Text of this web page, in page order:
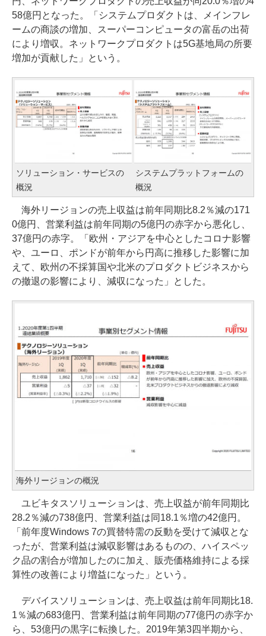
58億円となった。「システムプロダクトは、メインフレ
ームの商談の増加、スーパーコンピュータの富岳の出荷
により増収。ネットワークプロダクトは5G基地局の所要
増加が貢献した」という。
ソリューション・サービスの
概況
システムプラットフォームの
概況
海外リージョンの売上収益は前年同期比8.2％減の171
0億円、営業利益は前年同期の5億円の赤字から悪化し、
37億円の赤字。「欧州・アジアを中心としたコロナ影響
や、ユーロ、ポンドが前年から円高に推移した影響に加
えて、欧州の不採算国や北米のプロダクトビジネスから
の撤退の影響により、減収になった」とした。
海外リージョンの概況
ユビキタスソリューションは、売上収益が前年同期比
28.2％減の738億円、営業利益は同18.1％増の42億円。
「前年度Windows 7の買替特需の反動を受けて減収とな
ったが、営業利益は減収影響はあるものの、ハイスペッ
ク品の割合が増加したのに加え、販売価格維持による採
算性の改善により増益になった」という。
デバイスソリューションは、売上収益は前年同期比18.
1％減の683億円、営業利益は前年同期の77億円の赤字か
ら、53億円の黒字に転換した。2019年第3四半期から、